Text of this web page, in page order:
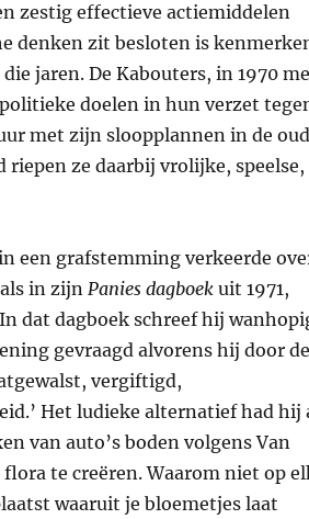
zestig effectieve actiemiddelen
denken zit besloten is
jaren. De Kabouters, in 1970
doelen in hun verzet
met zijn sloopplannen in de
ze daarbij vrolijke, speelse,
een grafstemming verkeerde
in zijn Panies dagboek uit 1971,
dat dagboek schreef hij
gevraagd alvorens hij door de
vergiftigd,
Het ludieke alternatief had hij
van auto’s boden volgens Van
te creëren. Waarom niet op
waaruit je bloemetjes laat